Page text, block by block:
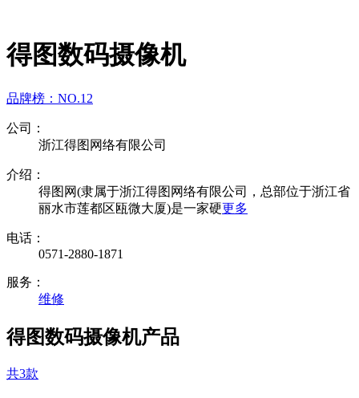
得图数码摄像机
品牌榜： NO.12
公司：
浙江得图网络有限公司
介绍：
得图网(隶属于浙江得图网络有限公司，总部位于浙江省
丽水市莲都区瓯微大厦)是一家硬更多
电话：
0571-2880-1871
服务：
维修
得图数码摄像机产品
共3款